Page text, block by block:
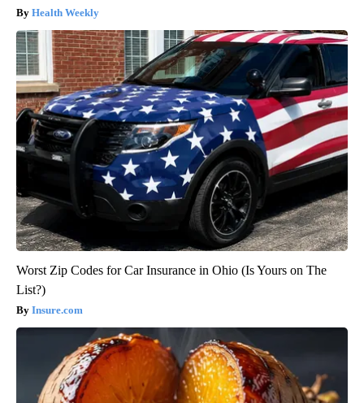
Health Weekly
Worst Zip Codes for Car Insurance in Ohio (Is Yours on The
List?)
Insure.com